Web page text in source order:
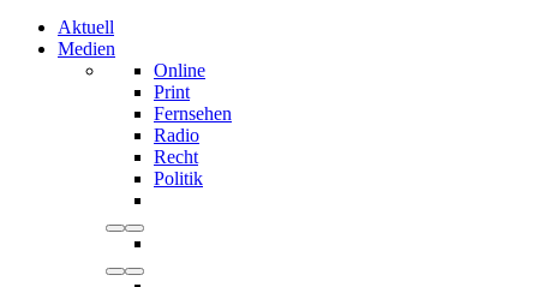
Aktuell
Medien
Online
Print
Fernsehen
Radio
Recht
Politik